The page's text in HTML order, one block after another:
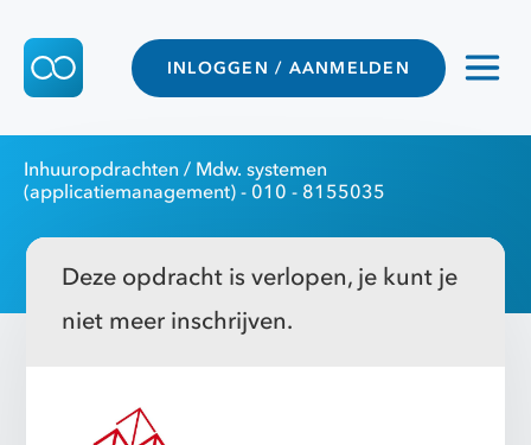
INLOGGEN / AANMELDEN
Inhuuropdrachten / Mdw. systemen
(applicatiemanagement) - 010 - 8155035
Deze opdracht is verlopen, je kunt je
niet meer inschrijven.